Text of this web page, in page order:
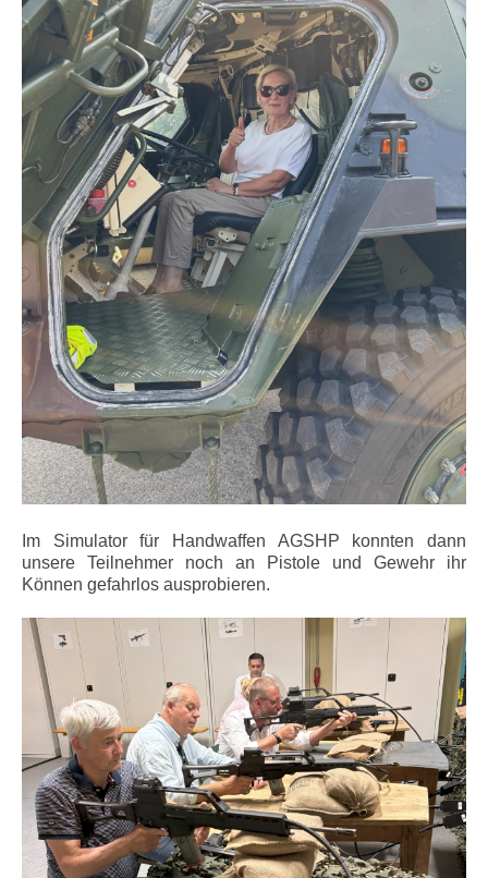
Im Simulator für Handwaffen AGSHP konnten dann
unsere Teilnehmer noch an Pistole und Gewehr ihr
Können gefahrlos ausprobieren.